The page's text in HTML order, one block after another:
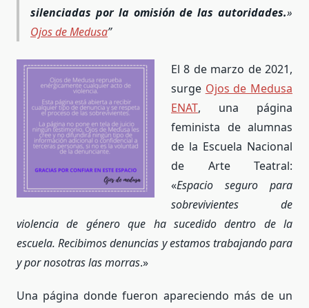
silenciadas por la omisión de las autoridades.»
Ojos de Medusa
El 8 de marzo de 2021,
surge Ojos de Medusa
ENAT, una página
feminista de alumnas
de la Escuela Nacional
de Arte Teatral:
«Espacio seguro para
sobrevivientes de
violencia de género que ha sucedido dentro de la
escuela. Recibimos denuncias y estamos trabajando para
y por nosotras las morras.»
Una página donde fueron apareciendo más de un